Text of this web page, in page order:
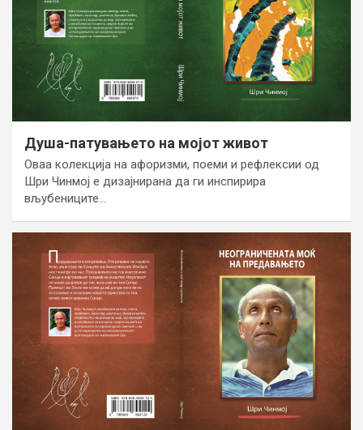
Душа-патувањето на мојот живот
Оваа колекција на афоризми, поеми и рефлексии од
Шри Чинмој е дизајнирана да ги инспирира
вљубениците…